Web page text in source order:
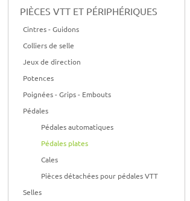
PIÈCES VTT ET PÉRIPHÉRIQUES
Cintres - Guidons
Colliers de selle
Jeux de direction
Potences
Poignées - Grips - Embouts
Pédales
Pédales automatiques
Pédales plates
Cales
Pièces détachées pour pédales VTT
Selles